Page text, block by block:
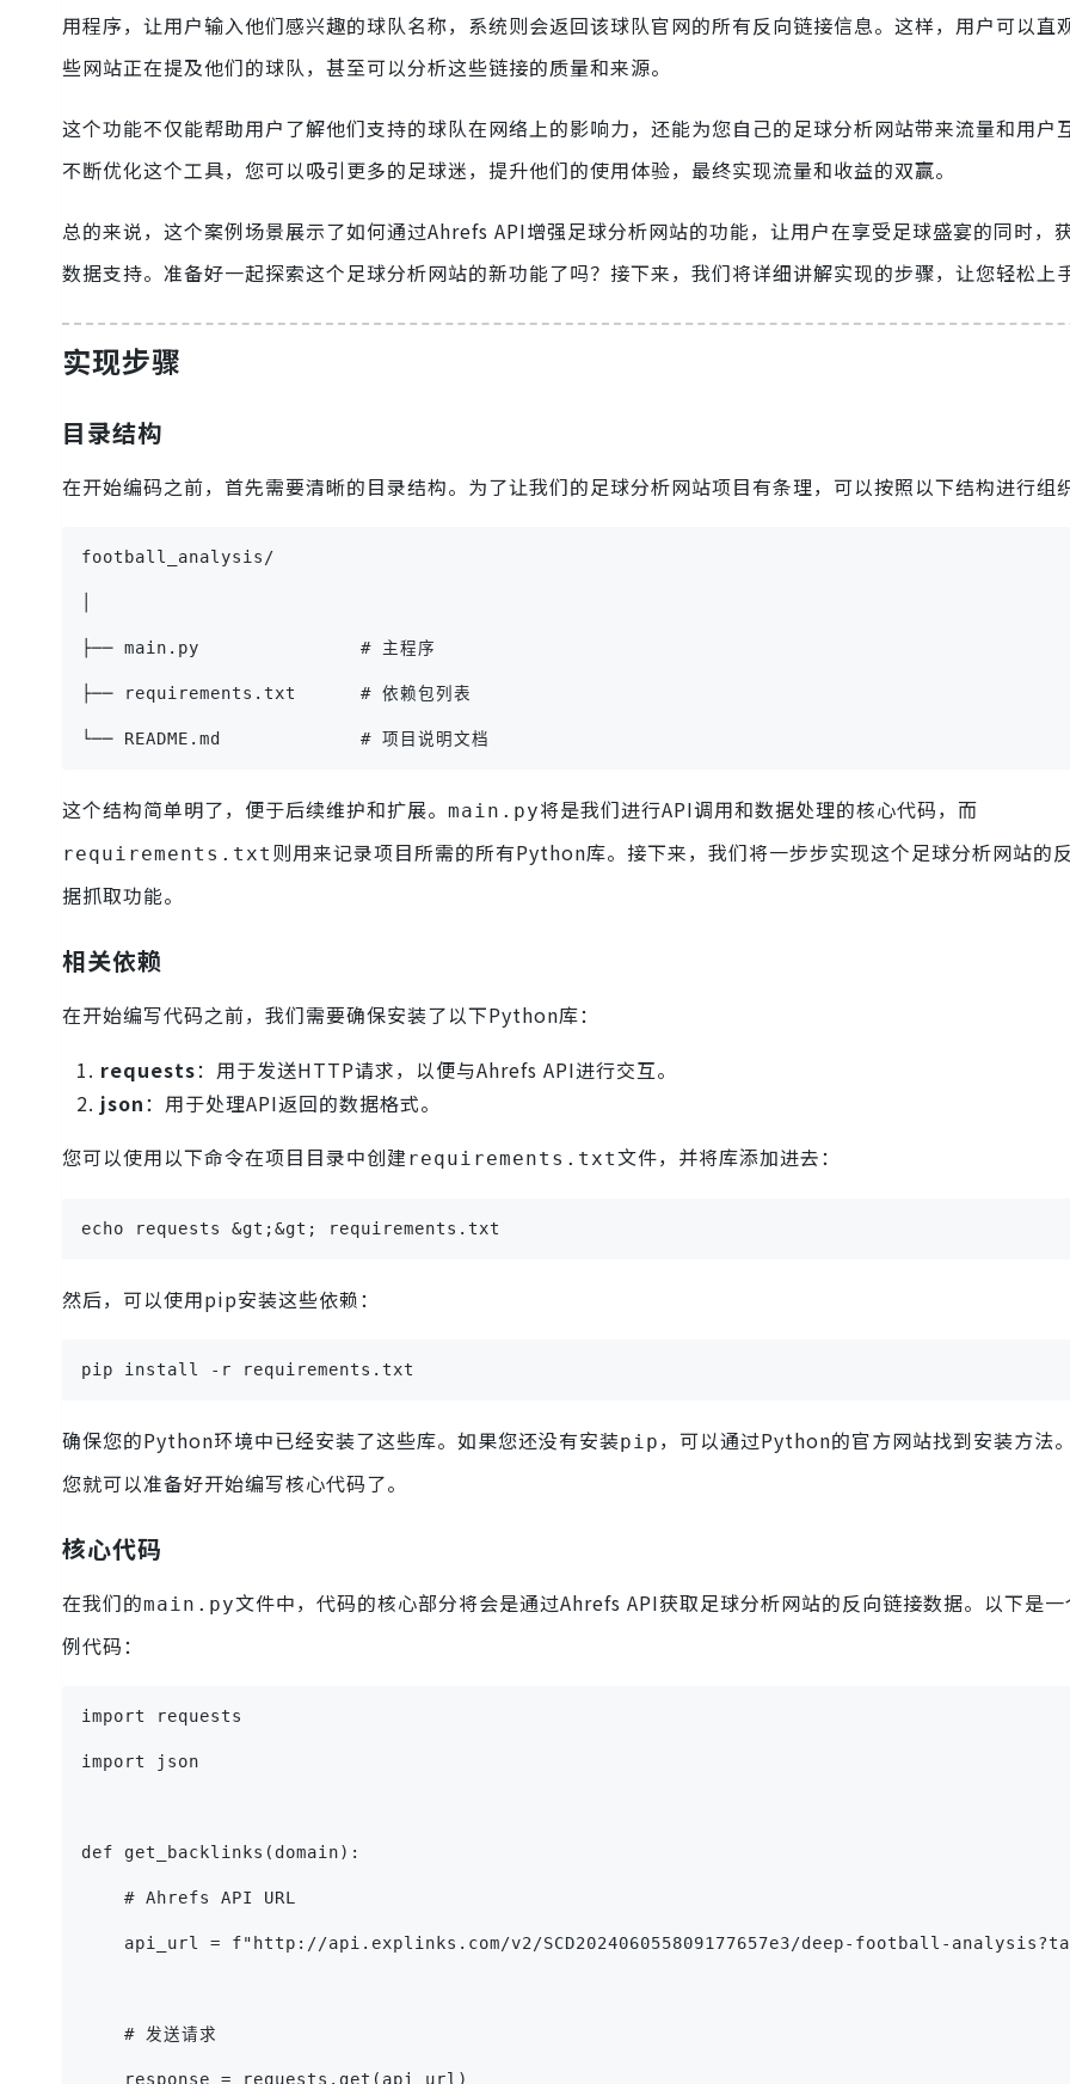
用程序，让用户输入他们感兴趣的球队名称，系统则会返回该球队官网的所有反向链接信息。这样，用户可以直
些网站正在提及他们的球队，甚至可以分析这些链接的质量和来源。
这个功能不仅能帮助用户了解他们支持的球队在网络上的影响力，还能为您自己的足球分析网站带来流量和用户
不断优化这个工具，您可以吸引更多的足球迷，提升他们的使用体验，最终实现流量和收益的双赢。
总的来说，这个案例场景展示了如何通过Ahrefs API增强足球分析网站的功能，让用户在享受足球盛宴的同时，
数据支持。准备好一起探索这个足球分析网站的新功能了吗？接下来，我们将详细讲解实现的步骤，让您轻松上手
实现步骤
目录结构
在开始编码之前，首先需要清晰的目录结构。为了让我们的足球分析网站项目有条理，可以按照以下结构进行组织
football_analysis/
├── main.py               # 主程序
├── requirements.txt      # 依赖包列表
└── README.md             # 项目说明文档
这个结构简单明了，便于后续维护和扩展。 main.py将是我们进行API调用和数据处理的核心代码，而
requirements.txt 则用来记录项目所需的所有Python库。接下来，我们将一步步实现这个足球分析网站的
据抓取功能。
相关依赖
在开始编写代码之前，我们需要确保安装了以下Python库：
requests：用于发送HTTP请求，以便与Ahrefs API进行交互。
json：用于处理API返回的数据格式。
您可以使用以下命令在项目目录中创建 requirements.txt文件，并将库添加进去：
echo requests &gt;&gt; requirements.txt
然后，可以使用pip安装这些依赖：
pip install -r requirements.txt
确保您的Python环境中已经安装了这些库。如果您还没有安装pip ，可以通过Python的官方网站找到安装方法。
您就可以准备好开始编写核心代码了。
核心代码
在我们的main.py文件中，代码的核心部分将会是通过Ahrefs API获取足球分析网站的反向链接数据。以下是一
例代码：
import requests
import json
def get_backlinks(domain):
    # Ahrefs API URL
api_url = f"http://api.explinks.com/v2/SCD202406055809177657e3/deep-football-
    # 发送请求
    response = requests.get(api_url)